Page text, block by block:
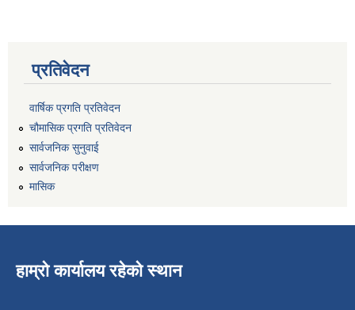
प्रतिवेदन
वार्षिक प्रगति प्रतिवेदन
चौमासिक प्रगति प्रतिवेदन
सार्वजनिक सुनुवाई
सार्वजनिक परीक्षण
मासिक
हाम्रो कार्यालय रहेको स्थान